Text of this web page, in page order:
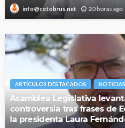
info@cotobrus.net 20 horas ago
ARTÍCULOS DESTACADOS
Asamblea Legislativa
controversia tras frases de
la presidenta Laura